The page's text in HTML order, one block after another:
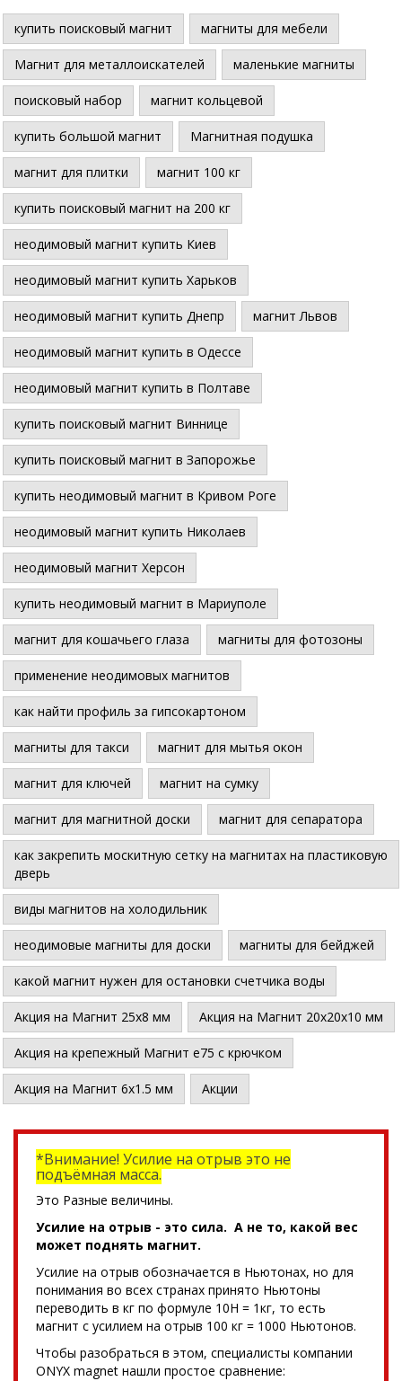
купить поисковый магнит магниты для мебели
Магнит для металлоискателей маленькие магниты
поисковый набор магнит кольцевой
купить большой магнит Магнитная подушка
магнит для плитки магнит 100 кг
купить поисковый магнит на 200 кг
неодимовый магнит купить Киев
неодимовый магнит купить Харьков
неодимовый магнит купить Днепр магнит Львов
неодимовый магнит купить в Одессе
неодимовый магнит купить в Полтаве
купить поисковый магнит Виннице
купить поисковый магнит в Запорожье
купить неодимовый магнит в Кривом Роге
неодимовый магнит купить Николаев
неодимовый магнит Херсон
купить неодимовый магнит в Мариуполе
магнит для кошачьего глаза магниты для фотозоны
применение неодимовых магнитов
как найти профиль за гипсокартоном
магниты для такси магнит для мытья окон
магнит для ключей магнит на сумку
магнит для магнитной доски магнит для сепаратора
как закрепить москитную сетку на магнитах на пластиковую
дверь
виды магнитов на холодильник
неодимовые магниты для доски магниты для бейджей
какой магнит нужен для остановки счетчика воды
Акция на Магнит 25х8 мм Акция на Магнит 20х20х10 мм
Акция на крепежный Магнит е75 с крючком
Акция на Магнит 6х1.5 мм Акции
*Внимание! Усилие на отрыв это не
подъёмная масса.
Это Разные величины.
Усилие на отрыв - это сила. А не то, какой вес
может поднять магнит.
Усилие на отрыв обозначается в Ньютонах, но для
понимания во всех странах принято Ньютоны
переводить в кг по формуле 10Н = 1кг, то есть
магнит с усилием на отрыв 100 кг = 1000 Ньютонов.
Чтобы разобраться в этом, специалисты компании
ONYX magnet нашли простое сравнение: